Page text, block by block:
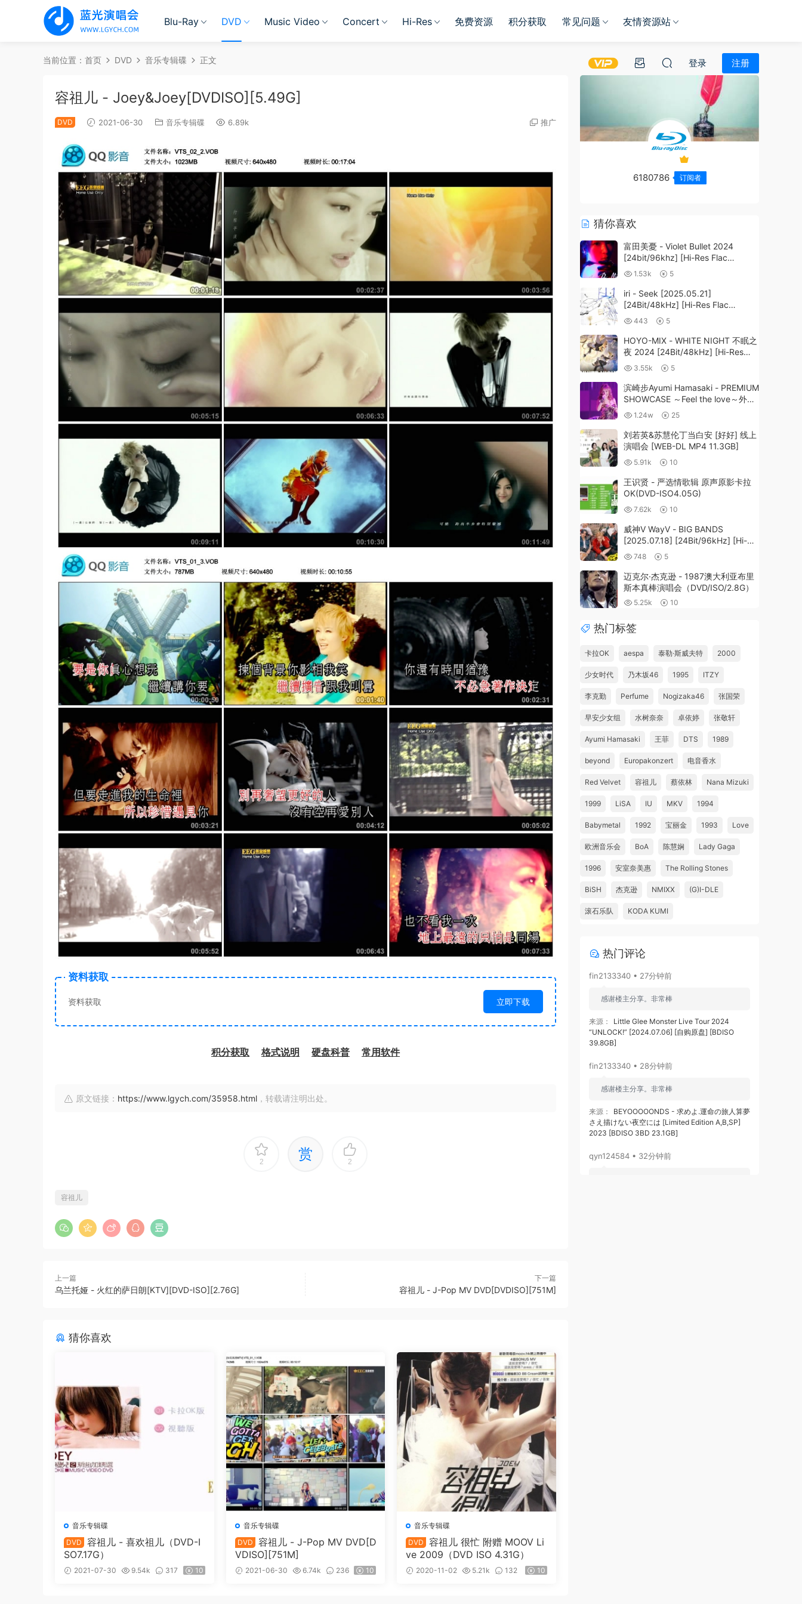
Blu-Ray DVD Music Video Concert Hi-Res 免费资源 积分获取 常见问题 友情资源站
登录 注册
当前位置： 首页 DVD 音乐专辑碟 正文
容祖儿 - Joey&Joey[DVDISO][5.49G]
DVD 2021-06-30 音乐专辑碟 6.89k 推广
资料获取
资料获取 立即下载
积分获取 格式说明 硬盘科普 常用软件
原文链接： https://www.lgych.com/35958.html ，转载请注明出处。
2 赏 2
容祖儿
上一篇
乌兰托娅 - 火红的萨日朗[KTV][DVD-ISO][2.76G]
下一篇
容祖儿 - J-Pop MV DVD[DVDISO][751M]
猜你喜欢
音乐专辑碟
DVD
容祖儿 - 喜欢祖儿（DVD-I
SO7.17G）
2021-07-30 9.54k 317 10
音乐专辑碟
DVD
容祖儿 - J-Pop MV DVD[D
VDISO][751M]
2021-06-30 6.74k 236 10
音乐专辑碟
DVD
容祖儿 很忙 附赠 MOOV Li
ve 2009（DVD ISO 4.31G）
2020-11-02 5.21k 132 10
6180786 订阅者
猜你喜欢
富田美憂 - Violet Bullet 2024
[24bit/96khz] [Hi-Res Flac
980MB]
1.53k 5
iri - Seek [2025.05.21]
[24Bit/48kHz] [Hi-Res Flac
171MB]
443 5
HOYO-MIX - WHITE NIGHT 不眠之
夜 2024 [24Bit/48kHz] [Hi-Res
Flac 125MB]
3.55k 5
滨崎步Ayumi Hamasaki - PREMIUM
SHOWCASE ～Feel the love～外挂
中字幕《ISO 41.6G》
1.24w 25
刘若英&苏慧伦丁当白安 [好好] 线上
演唱会 [WEB-DL MP4 11.3GB]
5.91k 10
王识贤 - 严选情歌辑 原声原影卡拉
OK(DVD-ISO4.05G)
7.62k 10
威神V WayV - BIG BANDS
[2025.07.18] [24Bit/96kHz] [Hi-
Res Flac 366MB]
748 5
迈克尔·杰克逊 - 1987澳大利亚布里
斯本真棒演唱会（DVD/ISO/2.8G）
5.25k 10
热门标签
卡拉OK aespa 泰勒·斯威夫特 2000
少女时代 乃木坂46 1995 ITZY
李克勤 Perfume Nogizaka46 张国荣
早安少女组 水树奈奈 卓依婷 张敬轩
Ayumi Hamasaki 王菲 DTS 1989
beyond Europakonzert 电音香水
Red Velvet 容祖儿 蔡依林 Nana Mizuki
1999 LiSA IU MKV 1994
Babymetal 1992 宝丽金 1993 Love
欧洲音乐会 BoA 陈慧娴 Lady Gaga
1996 安室奈美惠 The Rolling Stones
BiSH 杰克逊 NMIXX (G)I-DLE
滚石乐队 KODA KUMI
热门评论
fin2133340 • 27分钟前
感谢楼主分享。非常棒
来源：
Little Glee Monster Live Tour 2024
“UNLOCK!” [2024.07.06] [自购原盘] [BDISO
39.8GB]
fin2133340 • 28分钟前
感谢楼主分享。非常棒
来源：
BEYOOOOONDS - 求めよ.運命の旅人算夢
さえ描けない夜空には [Limited Edition A,B,SP]
2023 [BDISO 3BD 23.1GB]
qyn124584 • 32分钟前